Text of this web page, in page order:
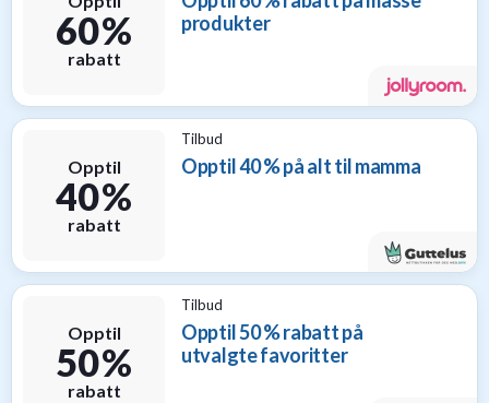
60 %
rabatt
produkter
Opptil
40 %
rabatt
Tilbud
Opptil 40 % på alt til mamma
Opptil
50 %
rabatt
Tilbud
Opptil 50 % rabatt på
utvalgte favoritter
nybakte
6